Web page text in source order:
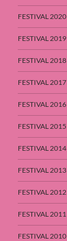
FESTIVAL 2020
FESTIVAL 2019
FESTIVAL 2018
FESTIVAL 2017
FESTIVAL 2016
FESTIVAL 2015
FESTIVAL 2014
FESTIVAL 2013
FESTIVAL 2012
FESTIVAL 2011
FESTIVAL 2010